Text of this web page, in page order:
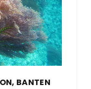
BANTEN